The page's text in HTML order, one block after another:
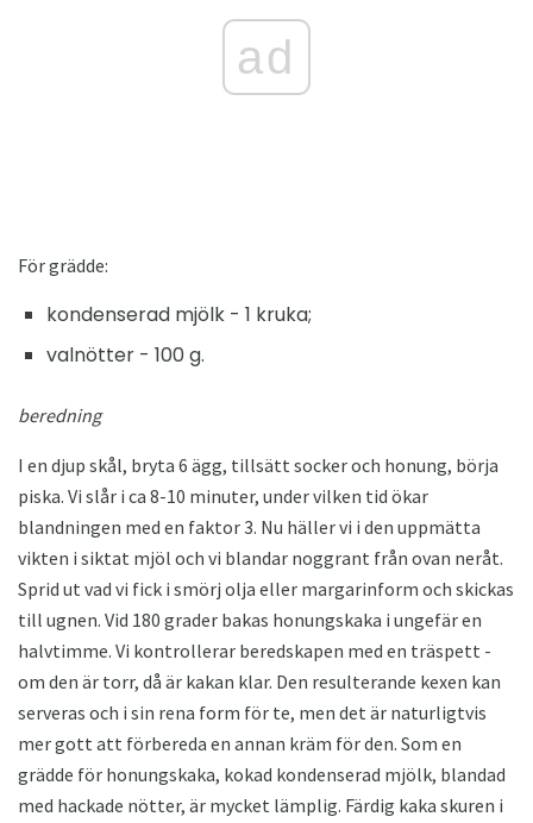
ad
För grädde:
kondenserad mjölk - 1 kruka;
valnötter - 100 g.
beredning
I en djup skål, bryta 6 ägg, tillsätt socker och honung, börja
piska. Vi slår i ca 8-10 minuter, under vilken tid ökar
blandningen med en faktor 3. Nu häller vi i den uppmätta
vikten i siktat mjöl och vi blandar noggrant från ovan neråt.
Sprid ut vad vi fick i smörj olja eller margarinform och skickas
till ugnen. Vid 180 grader bakas honungskaka i ungefär en
halvtimme. Vi kontrollerar beredskapen med en träspett -
om den är torr, då är kakan klar. Den resulterande kexen kan
serveras och i sin rena form för te, men det är naturligtvis
mer gott att förbereda en annan kräm för den. Som en
grädde för honungskaka, kokad kondenserad mjölk, blandad
med hackade nötter, är mycket lämplig. Färdig kaka skuren i